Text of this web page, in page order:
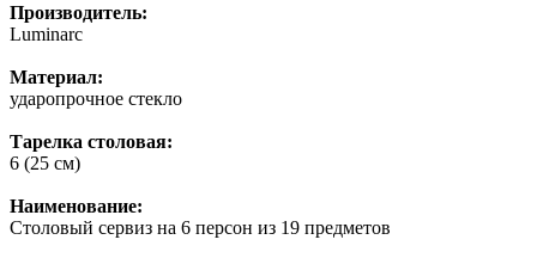
Производитель:
Luminarc
Материал:
ударопрочное стекло
Тарелка столовая:
6 (25 см)
Наименование:
Столовый сервиз на 6 персон из 19 предметов